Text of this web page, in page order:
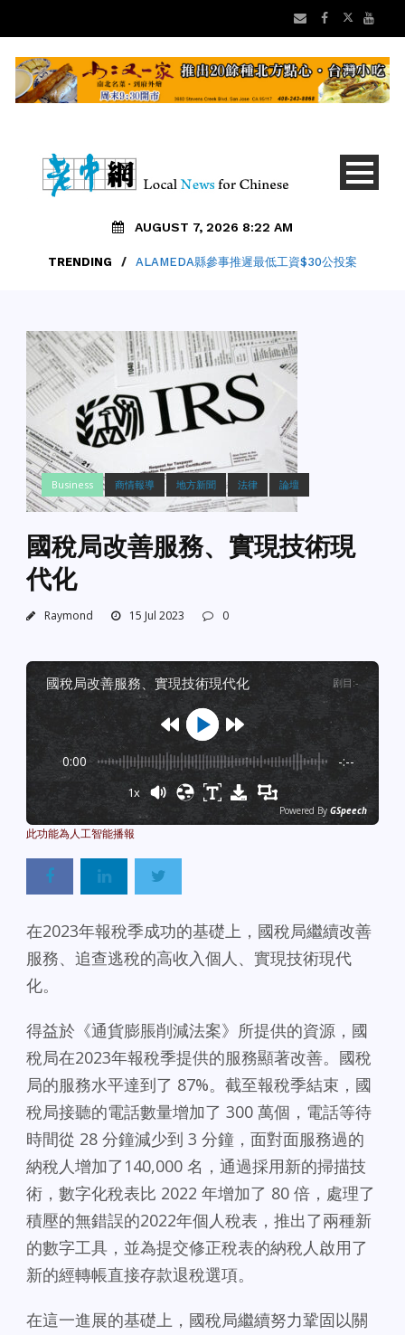
AUGUST 7, 2026 8:22 AM
TRENDING / ALAMEDA縣參事推遲最低工資$30公投案
Business 商情報導 地方新聞 法律 論壇
國稅局改善服務、實現技術現
代化
Raymond 15 Jul 2023 0
國稅局改善服務、實現技術現代化 剧目 :-
0:00 -:--
1x
Powered By GSpeech
在2023年報稅季成功的基礎上，國稅局繼續改善
服務、追查逃稅的高收入個人、實現技術現代
化。
得益於《通貨膨脹削減法案》所提供的資源，國
稅局在2023年報稅季提供的服務顯著改善。國稅
局的服務水平達到了 87%。截至報稅季結束，國
稅局接聽的電話數量增加了 300 萬個，電話等待
時間從 28 分鐘減少到 3 分鐘，面對面服務過的
納稅人增加了140,000 名，通過採用新的掃描技
術，數字化稅表比 2022 年增加了 80 倍，處理了
積壓的無錯誤的2022年個人稅表，推出了兩種新
的數字工具，並為提交修正稅表的納稅人啟用了
新的經轉帳直接存款退稅選項。
在這一進展的基礎上，國稅局繼續努力鞏固以關